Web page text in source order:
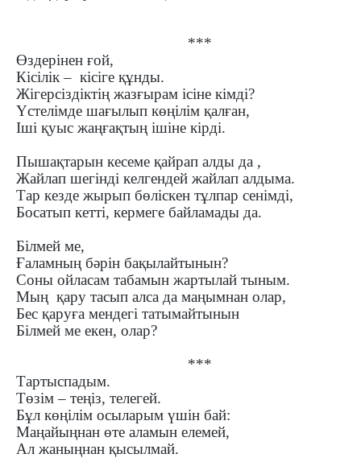
***
Өздерінен ғой,
Кісілік – кісіге құнды.
Жігерсіздіктің жазғырам ісіне кімді?
Үстелімде шағылып көңілім қалған,
Іші қуыс жаңғақтың ішіне кірді.
Пышақтарын кесеме қайрап алды да ,
Жайлап шегінді келгендей жайлап алдыма.
Тар кезде жырып бөліскен тұлпар сенімді,
Босатып кетті, кермеге байламады да.
Білмей ме,
Ғаламның бәрін бақылайтынын?
Соны ойласам табамын жартылай тыным.
Мың қару тасып алса да маңымнан олар,
Бес қаруға мендегі татымайтынын
Білмей ме екен, олар?
***
Тартыспадым.
Төзім ­– теңіз, телегей.
Бұл көңілім осыларым үшін бай:
Маңайыңнан өте аламын елемей,
Ал жаныңнан қысылмай.